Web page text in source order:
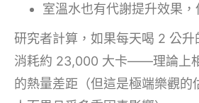
室溫水也有代謝提升效果
研究者計算，如果每天喝 2 公升
消耗約 23,000 大卡——理論上
的熱量差距（但這是極端樂觀的